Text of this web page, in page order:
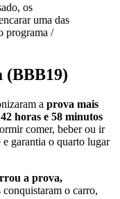
os
uma das
programa /
(BBB19)
a prova mais
42 horas e 58 minutos
comer, beber ou ir
garantia o quarto lugar
a prova,
o carro,